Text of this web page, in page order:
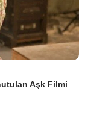
Aşk Filmi